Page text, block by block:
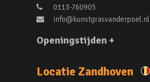
0113-760905
info@kunstgrasvanderpoel.nl
Openingstijden +
Locatie Zandhoven